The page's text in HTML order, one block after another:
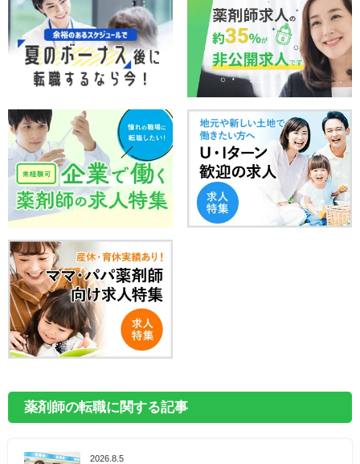
薬剤師の転職に関する記事
2026.8.5